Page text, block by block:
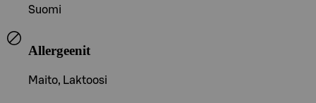
Suomi
Allergeenit
Maito, Laktoosi